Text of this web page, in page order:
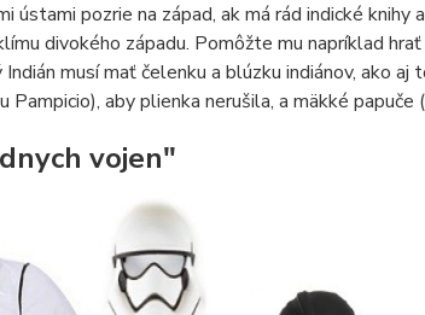
ústami pozrie na západ, ak má rád indické
divokého západu. Pomôžte mu napríklad
Indián musí mať čelenku a blúzku indiánov, ako
Pampicio), aby plienka nerušila, a mäkké papuče
vojen"